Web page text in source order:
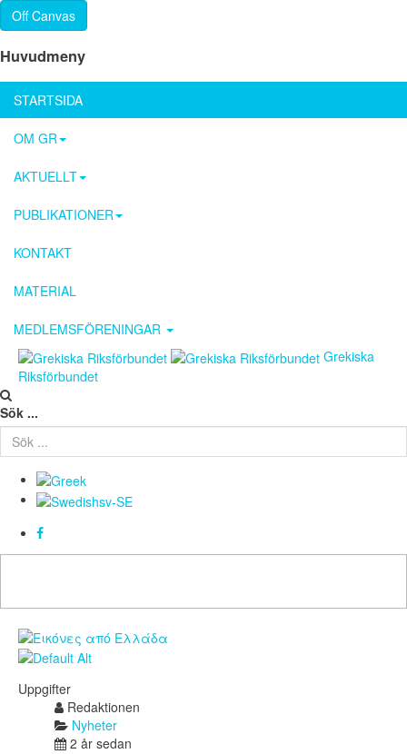
Off Canvas
Huvudmeny
STARTSIDA
OM GR
AKTUELLT
PUBLIKATIONER
KONTAKT
MATERIAL
MEDLEMSFÖRENINGAR
Grekiska
Riksförbundet
Sök ...
Uppgifter
Redaktionen
Nyheter
2 år sedan